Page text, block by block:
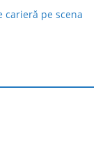
carieră pe scena